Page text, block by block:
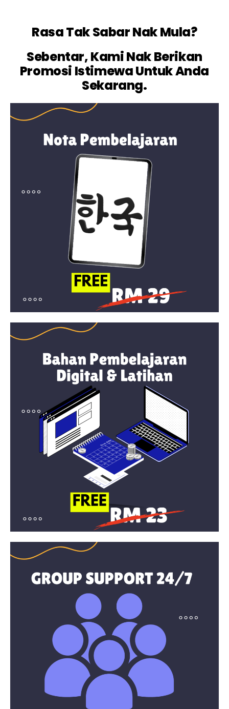
Rasa Tak Sabar Nak Mula?
Sebentar, Kami Nak Berikan
Promosi Istimewa Untuk Anda
Sekarang.